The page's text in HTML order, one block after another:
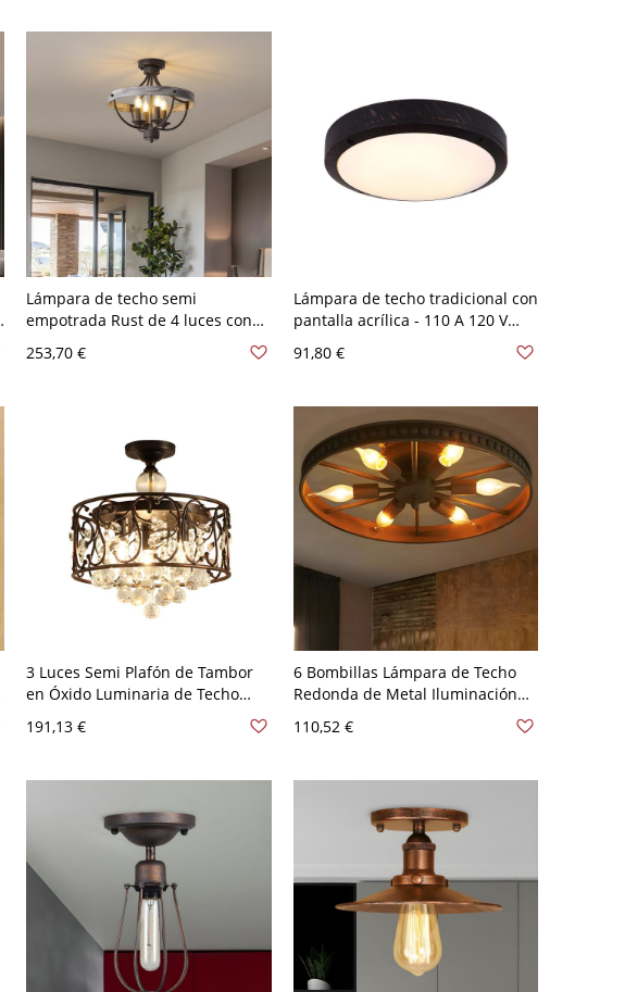
Lámpara de techo semi
empotrada Rust de 4 luces con
pantalla de vidrio transparente -
110 A 120 V
253,70 €
Lámpara de techo tradicional con
pantalla acrílica - 110 A 120 V
91,80 €
3 Luces Semi Plafón de Tambor
en Óxido Luminaria de Techo
Tradicional de Metal con Diseño
de Cristal - Rústico 110 A 120 V
191,13 €
6 Bombillas Lámpara de Techo
Redonda de Metal Iluminación
para Bar - Rústico 110 A 120 V
110,52 €